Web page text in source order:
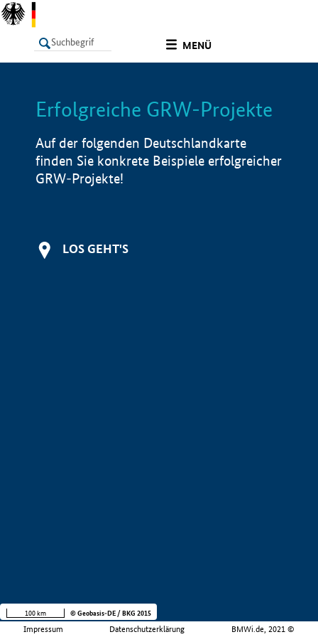
MENÜ
LISTE Info
Erfolgreiche GRW-Projekte
Auf der folgenden Deutschlandkarte
finden Sie konkrete Beispiele erfolgreicher
GRW-Projekte!
LOS GEHT'S
Impressum Datenschutzerklärung BMWi.de, 2021 ©
100 km © Geobasis-DE / BKG 2015